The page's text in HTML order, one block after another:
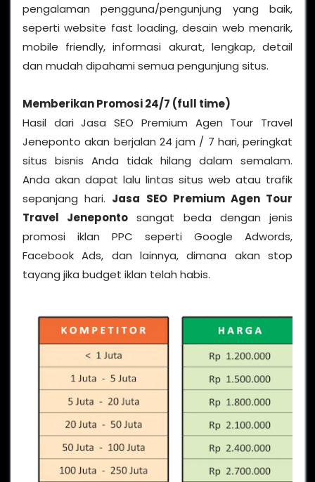
pengalaman pengguna/pengunjung yang baik,
seperti website fast loading, desain web menarik,
mobile friendly, informasi akurat, lengkap, detail
dan mudah dipahami semua pengunjung situs.
Memberikan Promosi 24/7 (full time)
Hasil dari Jasa SEO Premium Agen Tour Travel
Jeneponto akan berjalan 24 jam / 7 hari, peringkat
situs bisnis Anda tidak hilang dalam semalam.
Anda akan dapat lalu lintas situs web atau trafik
sepanjang hari. Jasa SEO Premium Agen Tour
Travel Jeneponto sangat beda dengan jenis
promosi iklan PPC seperti Google Adwords,
Facebook Ads, dan lainnya, dimana akan stop
tayang jika budget iklan telah habis.